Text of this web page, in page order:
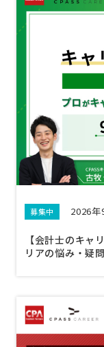
募集中 2026年
【会計士のキャ
リアの悩み・疑